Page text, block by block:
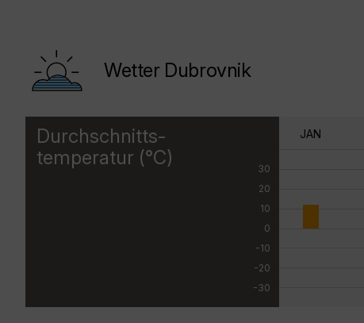
Wetter Dubrovnik
Durchschnitts-
temperatur (°C)
30
20
10
0
-10
-20
-30
JAN